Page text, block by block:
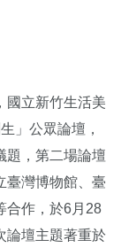
國立新竹生活美
」公眾論壇，
題，第二場論壇
臺灣博物館、臺
合作，於6月28
論壇主題著重於